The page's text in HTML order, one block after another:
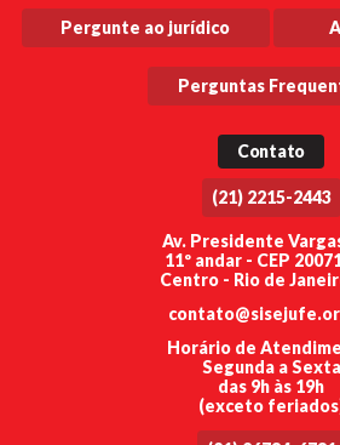
Pergunte ao jurídico
Perguntas
Contato
(21) 2215-2443
Av. Presidente
11º andar - CEP
Centro - Rio de
Horário de
Segunda a Sexta
das 9h às 19h
(exceto